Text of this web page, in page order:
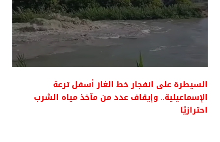
السيطرة على انفجار خط الغاز أسفل ترعة
الإسماعيلية.. وإيقاف عدد من مآخذ مياه الشرب
احترازيًا